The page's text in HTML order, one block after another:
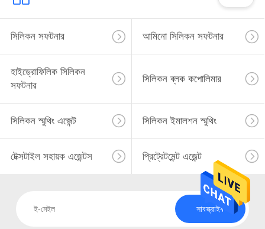
সিলিকন সফটনার আমিনো সিলিকন সফটনার
হাইড্রোফিলিক সিলিকন
সফটনার
সিলিকন ব্লক কপোলিমার
সিলিকন স্মুথিং এজেন্ট সিলিকন ইমালশন স্মুথিং
টেক্সটাইল সহায়ক এজেন্টস প্রিট্রেটমেন্ট এজেন্ট
সাবস্ক্রাইব